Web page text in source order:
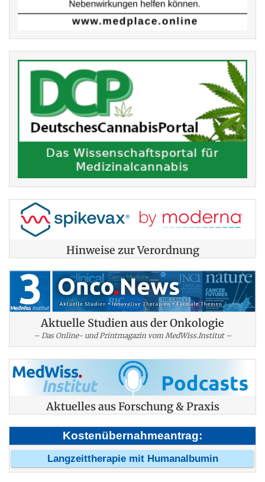
Hinweise zur Verordnung
Aktuelle Studien aus der Onkologie
– Das Online- und Printmagazin vom MedWiss.Institut –
Aktuelles aus Forschung & Praxis
Kostenübernahmeantrag:
Langzeittherapie mit Humanalbumin